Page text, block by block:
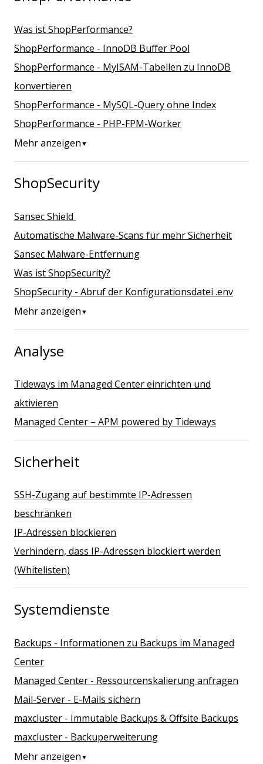
Was ist ShopPerformance?
ShopPerformance - InnoDB Buffer Pool
ShopPerformance - MyISAM-Tabellen zu InnoDB
konvertieren
ShopPerformance - MySQL-Query ohne Index
ShopPerformance - PHP-FPM-Worker
Mehr anzeigen ▼
ShopSecurity
Sansec Shield
Automatische Malware-Scans für mehr Sicherheit
Sansec Malware-Entfernung
Was ist ShopSecurity?
ShopSecurity - Abruf der Konfigurationsdatei .env
Mehr anzeigen ▼
Analyse
Tideways im Managed Center einrichten und
aktivieren
Managed Center – APM powered by Tideways
Sicherheit
SSH-Zugang auf bestimmte IP-Adressen
beschränken
IP-Adressen blockieren
Verhindern, dass IP-Adressen blockiert werden
(Whitelisten)
Systemdienste
Backups - Informationen zu Backups im Managed
Center
Managed Center - Ressourcenskalierung anfragen
Mail-Server - E-Mails sichern
maxcluster - Immutable Backups & Offsite Backups
maxcluster - Backuperweiterung
Mehr anzeigen ▼